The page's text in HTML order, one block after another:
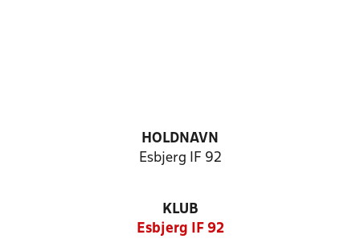
HOLDNAVN
Esbjerg IF 92
KLUB
Esbjerg IF 92